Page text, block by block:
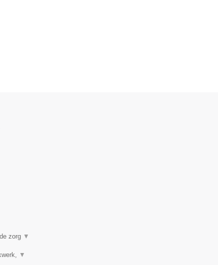
zorg ▼
▼